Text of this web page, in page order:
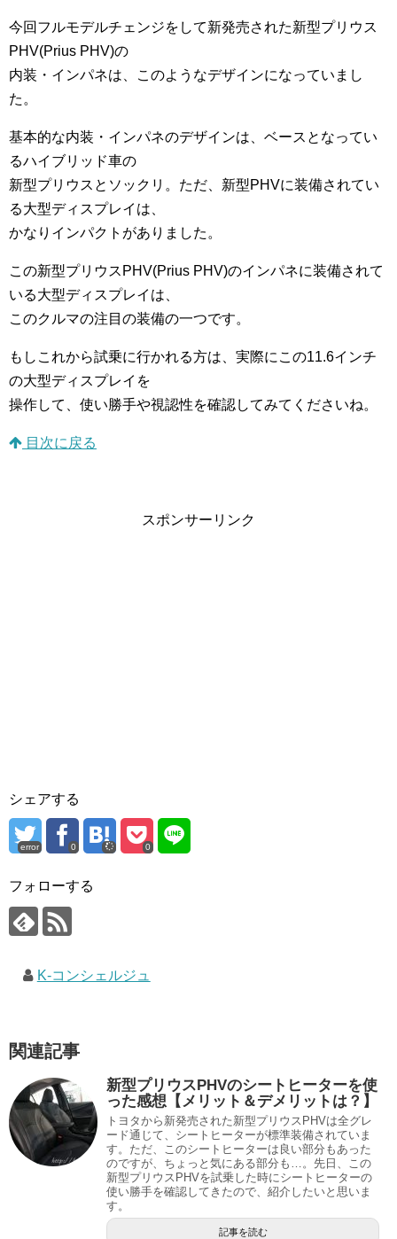
今回フルモデルチェンジをして新発売された新型プリウス
PHV(Prius PHV)の
内装・インパネは、このようなデザインになっていまし
た。
基本的な内装・インパネのデザインは、ベースとなってい
るハイブリッド車の
新型プリウスとソックリ。ただ、新型PHVに装備されてい
る大型ディスプレイは、
かなりインパクトがありました。
この新型プリウスPHV(Prius PHV)のインパネに装備されて
いる大型ディスプレイは、
このクルマの注目の装備の一つです。
もしこれから試乗に行かれる方は、実際にこの11.6インチ
の大型ディスプレイを
操作して、使い勝手や視認性を確認してみてくださいね。
目次に戻る
スポンサーリンク
シェアする
error 0 0
フォローする
K-コンシェルジュ
関連記事
新型プリウスPHVのシートヒーターを使
った感想【メリット＆デメリットは？】
トヨタから新発売された新型プリウスPHVは全グレ
ード通じて、シートヒーターが標準装備されていま
す。ただ、このシートヒーターは良い部分もあった
のですが、ちょっと気にある部分も…。先日、この
新型プリウスPHVを試乗した時にシートヒーターの
使い勝手を確認してきたので、紹介したいと思いま
す。
記事を読む